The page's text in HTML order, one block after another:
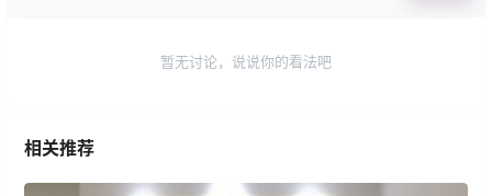
暂无讨论，说说你的看法吧
相关推荐